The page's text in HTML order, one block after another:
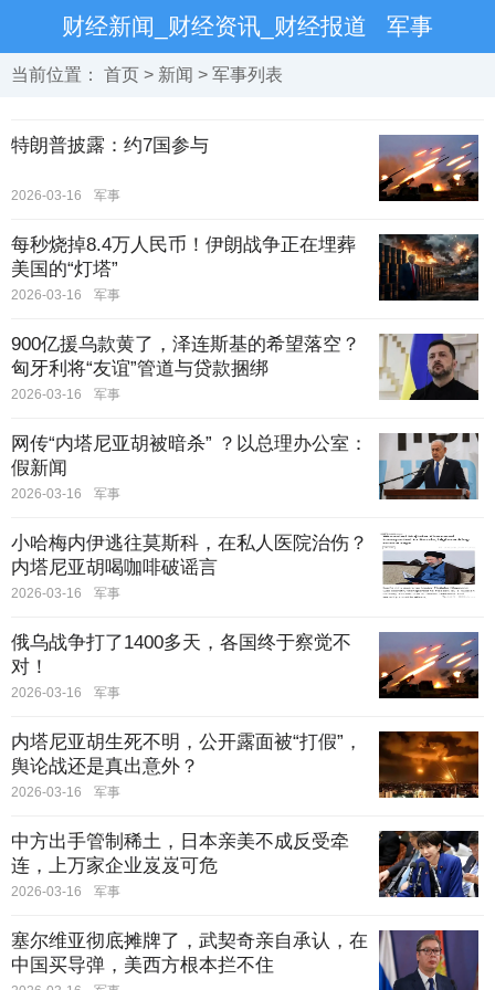
财经新闻_财经资讯_财经报道 军事
当前位置： 首页 > 新闻 > 军事列表
特朗普披露：约7国参与
2026-03-16 军事
每秒烧掉8.4万人民币！伊朗战争正在埋葬
美国的“灯塔”
2026-03-16 军事
900亿援乌款黄了，泽连斯基的希望落空？
匈牙利将“友谊”管道与贷款捆绑
2026-03-16 军事
网传“内塔尼亚胡被暗杀” ？以总理办公室：
假新闻
2026-03-16 军事
小哈梅内伊逃往莫斯科，在私人医院治伤？
内塔尼亚胡喝咖啡破谣言
2026-03-16 军事
俄乌战争打了1400多天，各国终于察觉不
对！
2026-03-16 军事
内塔尼亚胡生死不明，公开露面被“打假”，
舆论战还是真出意外？
2026-03-16 军事
中方出手管制稀土，日本亲美不成反受牵
连，上万家企业岌岌可危
2026-03-16 军事
塞尔维亚彻底摊牌了，武契奇亲自承认，在
中国买导弹，美西方根本拦不住